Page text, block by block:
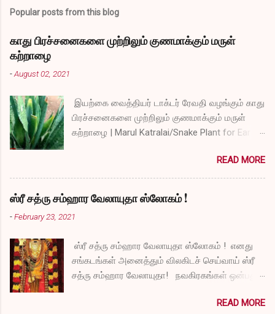
Popular posts from this blog
காது பிரச்சனைகளை முற்றிலும் குணமாக்கும் மருள்
கற்றாழை
-August 02, 2021
இயற்கை வைத்தியர் டாக்டர் ரேவதி வழங்கும் காது
பிரச்சனைகளை முற்றிலும் குணமாக்கும் மருள்
கற்றாழை | Marul Katralai/Snake Plant for Ear
READ MORE
ஸ்ரீ சத்ரு சம்ஹார வேலாயுதா ஸ்லோகம் !
-February 23, 2021
ஸ்ரீ சத்ரு சம்ஹார வேலாயுதா ஸ்லோகம் ! எனது
சங்கடங்கள் அனைத்தும் விலகிடச் செய்வாய் ஸ்ரீ
சத்ரு சம்ஹார வேலாயுதா! நவகிரகங்கள் ஒன்பதும்
வேலாயுதா! சகல விதமான தோஷங்களும் என்னை
READ MORE